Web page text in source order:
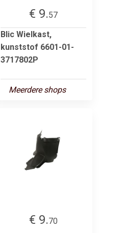
€ 9.57
Blic Wielkast,
kunststof 6601-01-
3717802P
Meerdere shops
€ 9.70